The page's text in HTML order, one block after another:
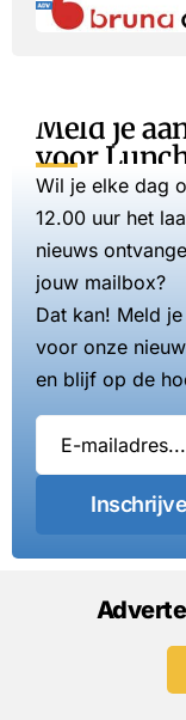
Meld je
voor
Wil je elke dag
12.00 uur het
nieuws
jouw mailbox?
Dat kan! Meld
voor onze
en blijf op de